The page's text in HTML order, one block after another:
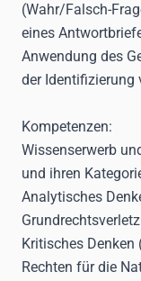
(Wahr/Falsch-
eines
Anwendung des
der Identifizierung
Kompetenzen:
Wissenserwerb
und ihren
Analytisches
Kritisches
Rechten für die